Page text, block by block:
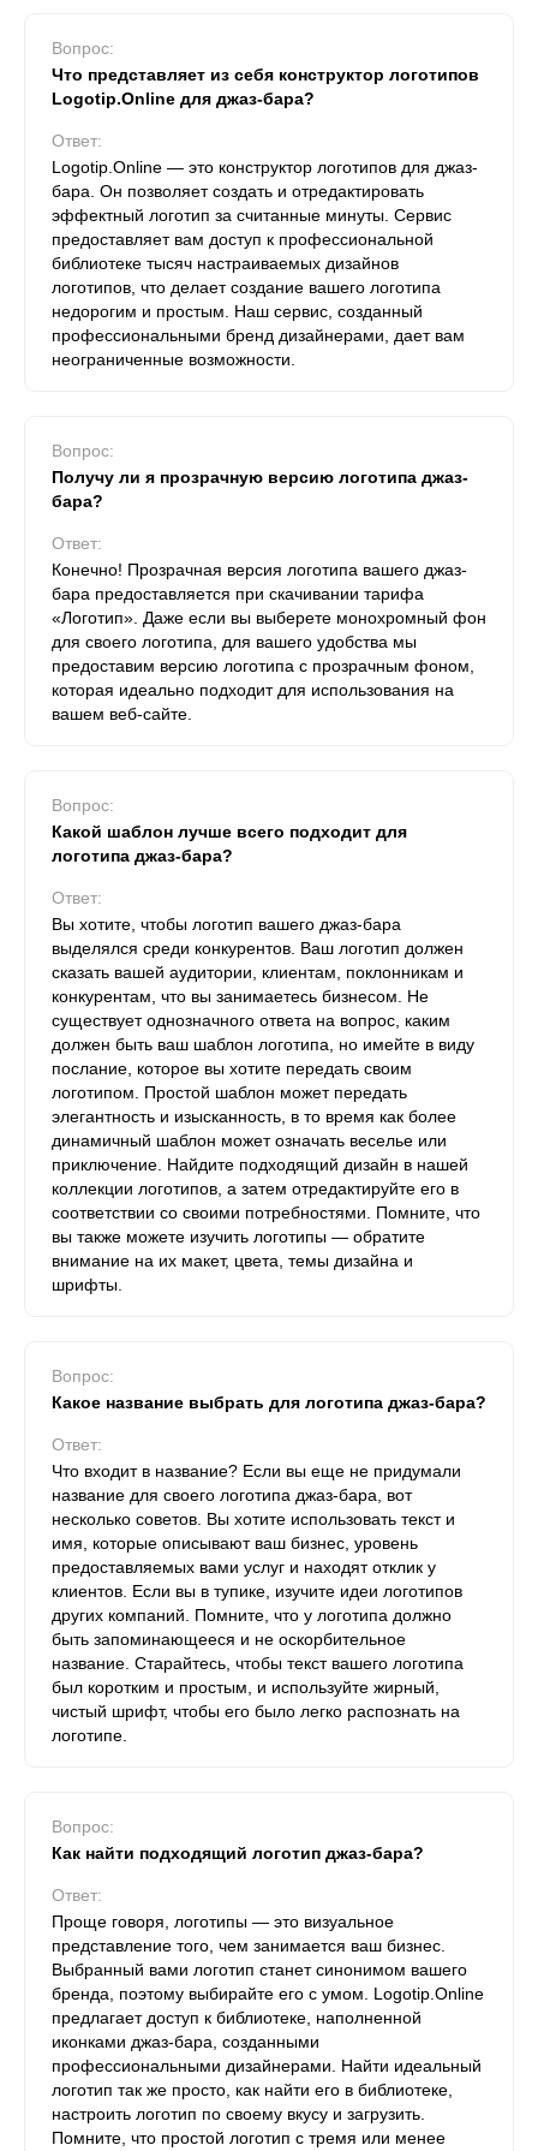
Вопрос:
Что представляет из себя конструктор логотипов
Logotip.Online для джаз-бара?
Ответ:
Logotip.Online — это конструктор логотипов для джаз-
бара. Он позволяет создать и отредактировать
эффектный логотип за считанные минуты. Сервис
предоставляет вам доступ к профессиональной
библиотеке тысяч настраиваемых дизайнов
логотипов, что делает создание вашего логотипа
недорогим и простым. Наш сервис, созданный
профессиональными бренд дизайнерами, дает вам
неограниченные возможности.
Вопрос:
Получу ли я прозрачную версию логотипа джаз-
бара?
Ответ:
Конечно! Прозрачная версия логотипа вашего джаз-
бара предоставляется при скачивании тарифа
«Логотип». Даже если вы выберете монохромный фон
для своего логотипа, для вашего удобства мы
предоставим версию логотипа с прозрачным фоном,
которая идеально подходит для использования на
вашем веб-сайте.
Вопрос:
Какой шаблон лучше всего подходит для
логотипа джаз-бара?
Ответ:
Вы хотите, чтобы логотип вашего джаз-бара
выделялся среди конкурентов. Ваш логотип должен
сказать вашей аудитории, клиентам, поклонникам и
конкурентам, что вы занимаетесь бизнесом. Не
существует однозначного ответа на вопрос, каким
должен быть ваш шаблон логотипа, но имейте в виду
послание, которое вы хотите передать своим
логотипом. Простой шаблон может передать
элегантность и изысканность, в то время как более
динамичный шаблон может означать веселье или
приключение. Найдите подходящий дизайн в нашей
коллекции логотипов, а затем отредактируйте его в
соответствии со своими потребностями. Помните, что
вы также можете изучить логотипы — обратите
внимание на их макет, цвета, темы дизайна и
шрифты.
Вопрос:
Какое название выбрать для логотипа джаз-бара?
Ответ:
Что входит в название? Если вы еще не придумали
название для своего логотипа джаз-бара, вот
несколько советов. Вы хотите использовать текст и
имя, которые описывают ваш бизнес, уровень
предоставляемых вами услуг и находят отклик у
клиентов. Если вы в тупике, изучите идеи логотипов
других компаний. Помните, что у логотипа должно
быть запоминающееся и не оскорбительное
название. Старайтесь, чтобы текст вашего логотипа
был коротким и простым, и используйте жирный,
чистый шрифт, чтобы его было легко распознать на
логотипе.
Вопрос:
Как найти подходящий логотип джаз-бара?
Ответ:
Проще говоря, логотипы — это визуальное
представление того, чем занимается ваш бизнес.
Выбранный вами логотип станет синонимом вашего
бренда, поэтому выбирайте его с умом. Logotip.Online
предлагает доступ к библиотеке, наполненной
иконками джаз-бара, созданными
профессиональными дизайнерами. Найти идеальный
логотип так же просто, как найти его в библиотеке,
настроить логотип по своему вкусу и загрузить.
Помните, что простой логотип с тремя или менее